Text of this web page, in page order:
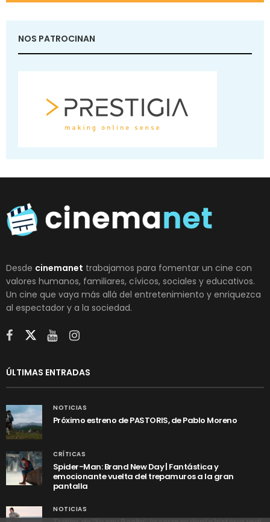
NOS PATROCINAN
Desde cinemanet trabajamos para fomentar un cine con
valores humanos, familiares, cívicos, sociales y educativos.
Un cine que vaya más allá del entretenimiento y enriquezca
al espectador y a la sociedad.
ÚLTIMAS ENTRADAS
NOTICIAS
Próximo estreno de PASTORIS, de Pablo Moreno
CRÍTICAS
Spider-Man: Brand New Day | Fantástica y
emocionante vuelta del trepamuros a la gran
pantalla
NOTICIAS